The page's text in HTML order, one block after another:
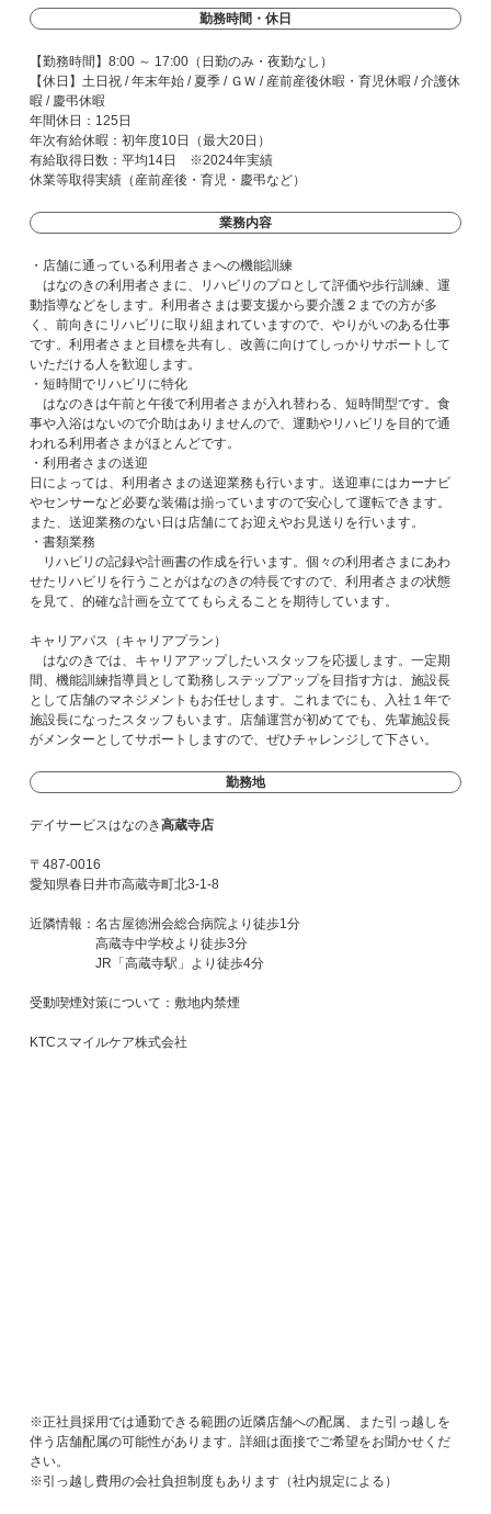
勤務時間・休日
【勤務時間】8:00 ～ 17:00（日勤のみ・夜勤なし）
【休日】土日祝 / 年末年始 / 夏季 / ＧＷ / 産前産後休暇・育児休暇 / 介護休
暇 / 慶弔休暇
年間休日：125日
年次有給休暇：初年度10日（最大20日）
有給取得日数：平均14日 ※2024年実績
休業等取得実績（産前産後・育児・慶弔など）
業務内容
・店舗に通っている利用者さまへの機能訓練
はなのきの利用者さまに、リハビリのプロとして評価や歩行訓練、運
動指導などをします。利用者さまは要支援から要介護２までの方が多
く、前向きにリハビリに取り組まれていますので、やりがいのある仕事
です。利用者さまと目標を共有し、改善に向けてしっかりサポートして
いただける人を歓迎します。
・短時間でリハビリに特化
はなのきは午前と午後で利用者さまが入れ替わる、短時間型です。食
事や入浴はないので介助はありませんので、運動やリハビリを目的で通
われる利用者さまがほとんどです。
・利用者さまの送迎
日によっては、利用者さまの送迎業務も行います。送迎車にはカーナビ
やセンサーなど必要な装備は揃っていますので安心して運転できます。
また、送迎業務のない日は店舗にてお迎えやお見送りを行います。
・書類業務
リハビリの記録や計画書の作成を行います。個々の利用者さまにあわ
せたリハビリを行うことがはなのきの特長ですので、利用者さまの状態
を見て、的確な計画を立ててもらえることを期待しています。
キャリアパス（キャリアプラン）
はなのきでは、キャリアアップしたいスタッフを応援します。一定期
間、機能訓練指導員として勤務しステップアップを目指す方は、施設長
として店舗のマネジメントもお任せします。これまでにも、入社１年で
施設長になったスタッフもいます。店舗運営が初めてでも、先輩施設長
がメンターとしてサポートしますので、ぜひチャレンジして下さい。
勤務地
デイサービスはなのき高蔵寺店
〒487-0016
愛知県春日井市高蔵寺町北3-1-8
近隣情報：名古屋徳洲会総合病院より徒歩1分
高蔵寺中学校より徒歩3分
JR「高蔵寺駅」より徒歩4分
受動喫煙対策について：敷地内禁煙
KTCスマイルケア株式会社
※正社員採用では通勤できる範囲の近隣店舗への配属、また引っ越しを
伴う店舗配属の可能性があります。詳細は面接でご希望をお聞かせくだ
さい。
※引っ越し費用の会社負担制度もあります（社内規定による）